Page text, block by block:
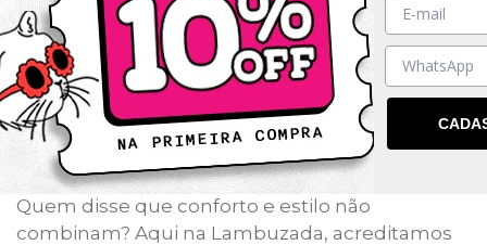
Peças que vão do sofá para o rolê: estilo sem esforço
Quem disse que conforto e estilo não
combinam? Aqui na Lambuzada, acreditamos